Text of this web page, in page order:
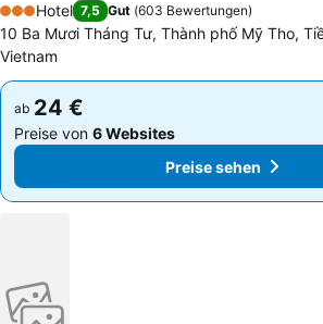
3 Sterne
Hotel 7,5 Gut (603 Bewertungen)
10 Ba Mươi Tháng Tư, Thành phố Mỹ Tho,
Vietnam
ab 24 €
Preise von 6 Websites
Preise sehen
ab 24 €
Preise von 6 Websites
Preise sehen